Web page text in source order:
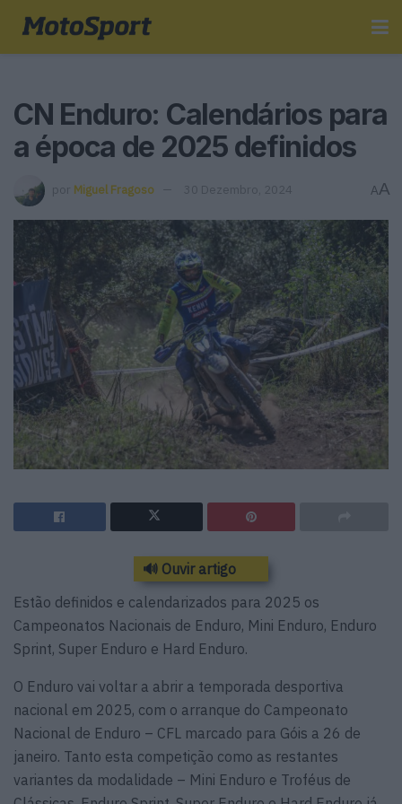
CN Enduro: Calendários para
a época de 2025 definidos
por Miguel Fragoso 30 Dezembro, 2024 AA
🔊 Ouvir artigo
Estão definidos e calendarizados para 2025 os
Campeonatos Nacionais de Enduro, Mini Enduro, Enduro
Sprint, Super Enduro e Hard Enduro.
O Enduro vai voltar a abrir a temporada desportiva
nacional em 2025, com o arranque do Campeonato
Nacional de Enduro – CFL marcado para Góis a 26 de
janeiro. Tanto esta competição como as restantes
variantes da modalidade – Mini Enduro e Troféus de